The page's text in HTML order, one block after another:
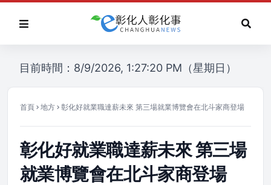
目前時間：8/9/2026, 1:27:20 PM（星期日）
首頁 地方 彰化好就業職達薪未來 第三場就業博覽會在北斗家商登場
彰化好就業職達薪未來 第三場
就業博覽會在北斗家商登場